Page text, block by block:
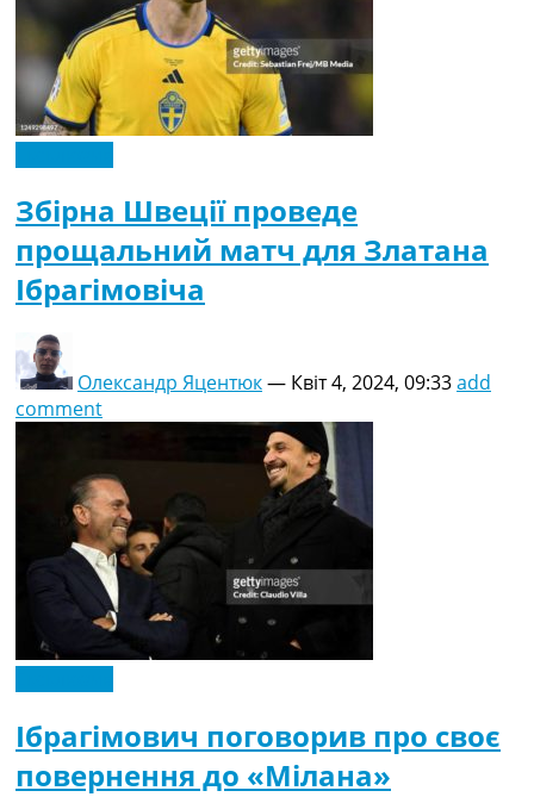
Збірна Швеції проведе
прощальний матч для Златана
Ібрагімовіча
Олександр Яцентюк— Квіт 4, 2024, 09:33add
comment
Ібрагімович поговорив про своє
повернення до «Мілана»